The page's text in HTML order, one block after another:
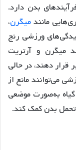
بدن دارد.
مانندمیگرن،
ورزشی رنج
میگرن و آرتریت
دهند، در حالی
می‌توانند مانع از
به‌صورت موضعی
تحمل بدن کمک کند.